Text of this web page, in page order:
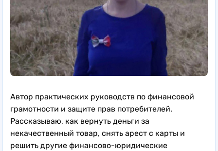
Автор практических руководств по финансовой
грамотности и защите прав потребителей.
Рассказываю, как вернуть деньги за
некачественный товар, снять арест с карты и
решить другие финансово-юридические